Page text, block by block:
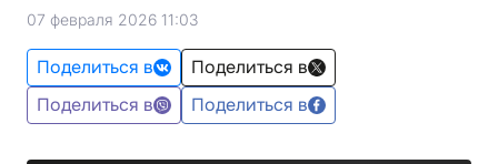
07 февраля 2026 11:03
Поделиться в
Поделиться в
Поделиться в
Поделиться в